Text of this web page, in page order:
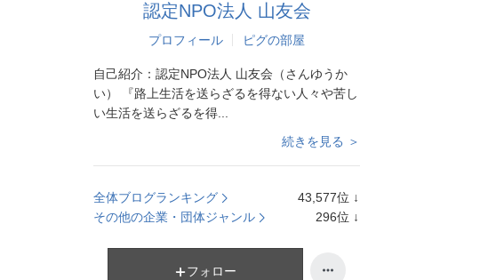
認定NPO法人 山友会
プロフィール ピグの部屋
自己紹介： 認定NPO法人 山友会（さんゆうか
い） 『路上生活を送らざるを得ない人々や苦し
い生活を送らざるを得...
続きを見る ＞
全体ブログランキング 43,577位 ↓
その他の企業・団体ジャンル 296位 ↓
フォロー